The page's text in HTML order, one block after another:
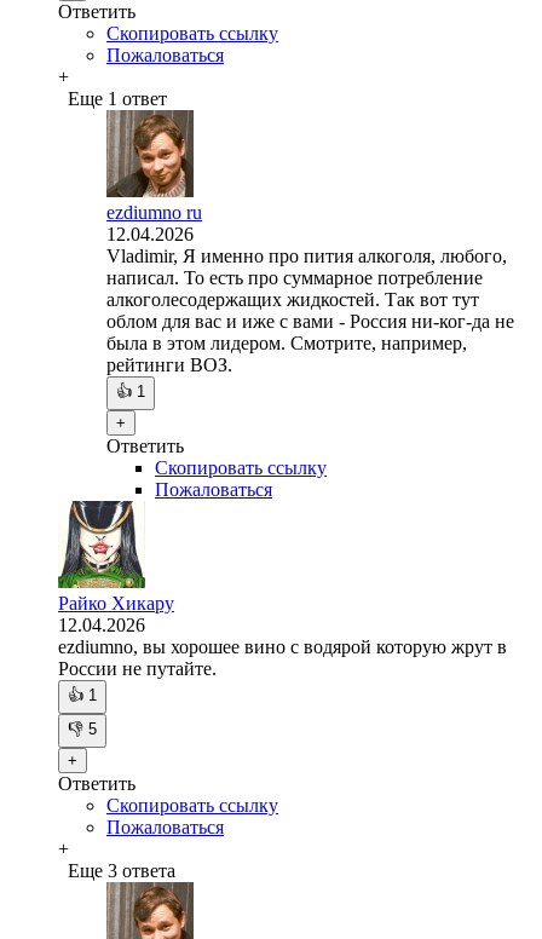
Ответить
Скопировать ссылку
Пожаловаться
+
Еще 1 ответ
ezdiumno ru
12.04.2026
Vladimir, Я именно про пития алкоголя, любого,
написал. То есть про суммарное потребление
алкоголесодержащих жидкостей. Так вот тут
облом для вас и иже с вами - Россия ни-ког-да не
была в этом лидером. Смотрите, например,
рейтинги ВОЗ.
👍 1
+
Ответить
Скопировать ссылку
Пожаловаться
Райко Хикару
12.04.2026
ezdiumno, вы хорошее вино с водярой которую жрут в
России не путайте.
👍 1
👎 5
+
Ответить
Скопировать ссылку
Пожаловаться
+
Еще 3 ответа